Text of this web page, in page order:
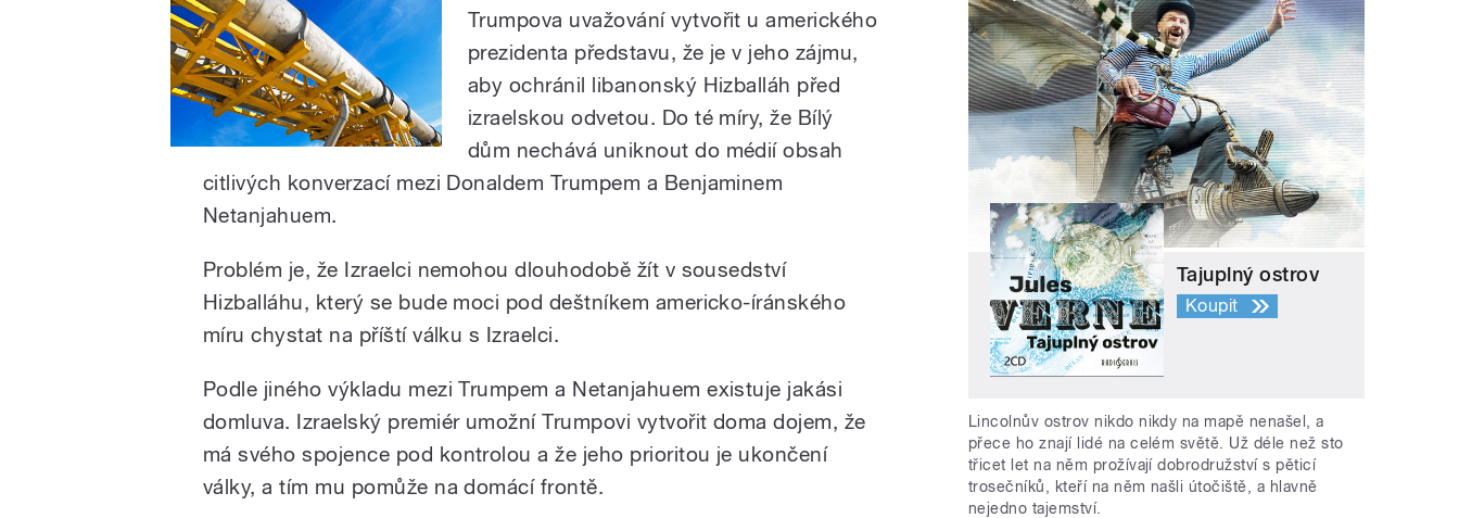
Trumpova uvažování vytvořit u amerického
prezidenta představu, že je v jeho zájmu,
aby ochránil libanonský Hizballáh před
izraelskou odvetou. Do té míry, že Bílý
dům nechává uniknout do médií obsah
citlivých konverzací mezi Donaldem Trumpem a Benjaminem
Netanjahuem.
Problém je, že Izraelci nemohou dlouhodobě žít v sousedství
Hizballáhu, který se bude moci pod deštníkem americko-íránského
míru chystat na příští válku s Izraelci.
Podle jiného výkladu mezi Trumpem a Netanjahuem existuje jakási
domluva. Izraelský premiér umožní Trumpovi vytvořit doma dojem, že
má svého spojence pod kontrolou a že jeho prioritou je ukončení
války, a tím mu pomůže na domácí frontě.
Tajuplný ostrov
Koupit
Lincolnův ostrov nikdo nikdy na mapě nenašel, a
přece ho znají lidé na celém světě. Už déle než sto
třicet let na něm prožívají dobrodružství s pěticí
trosečníků, kteří na něm našli útočiště, a hlavně
nejedno tajemství.